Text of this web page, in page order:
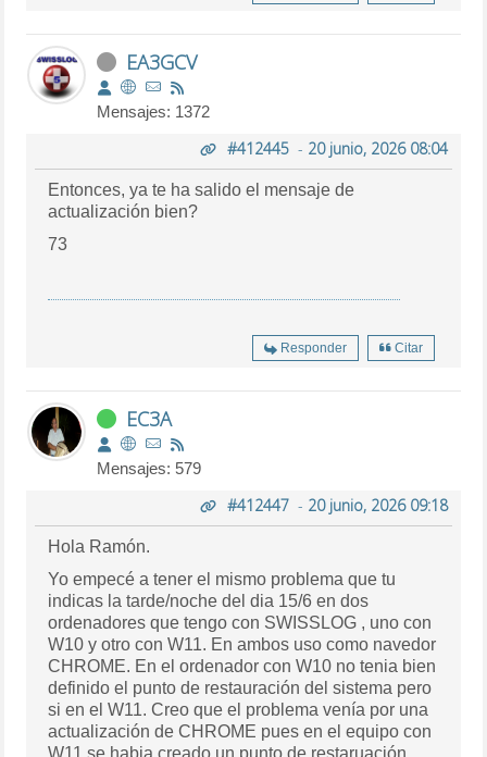
EA3GCV
Mensajes: 1372
#412445- 20 junio, 2026 08:04
Entonces, ya te ha salido el mensaje de
actualización bien?
73
Responder Citar
EC3A
Mensajes: 579
#412447- 20 junio, 2026 09:18
Hola Ramón.
Yo empecé a tener el mismo problema que tu
indicas la tarde/noche del dia 15/6 en dos
ordenadores que tengo con SWISSLOG , uno con
W10 y otro con W11. En ambos uso como navedor
CHROME. En el ordenador con W10 no tenia bien
definido el punto de restauración del sistema pero
si en el W11. Creo que el problema venía por una
actualización de CHROME pues en el equipo con
W11 se habia creado un punto de restaruación